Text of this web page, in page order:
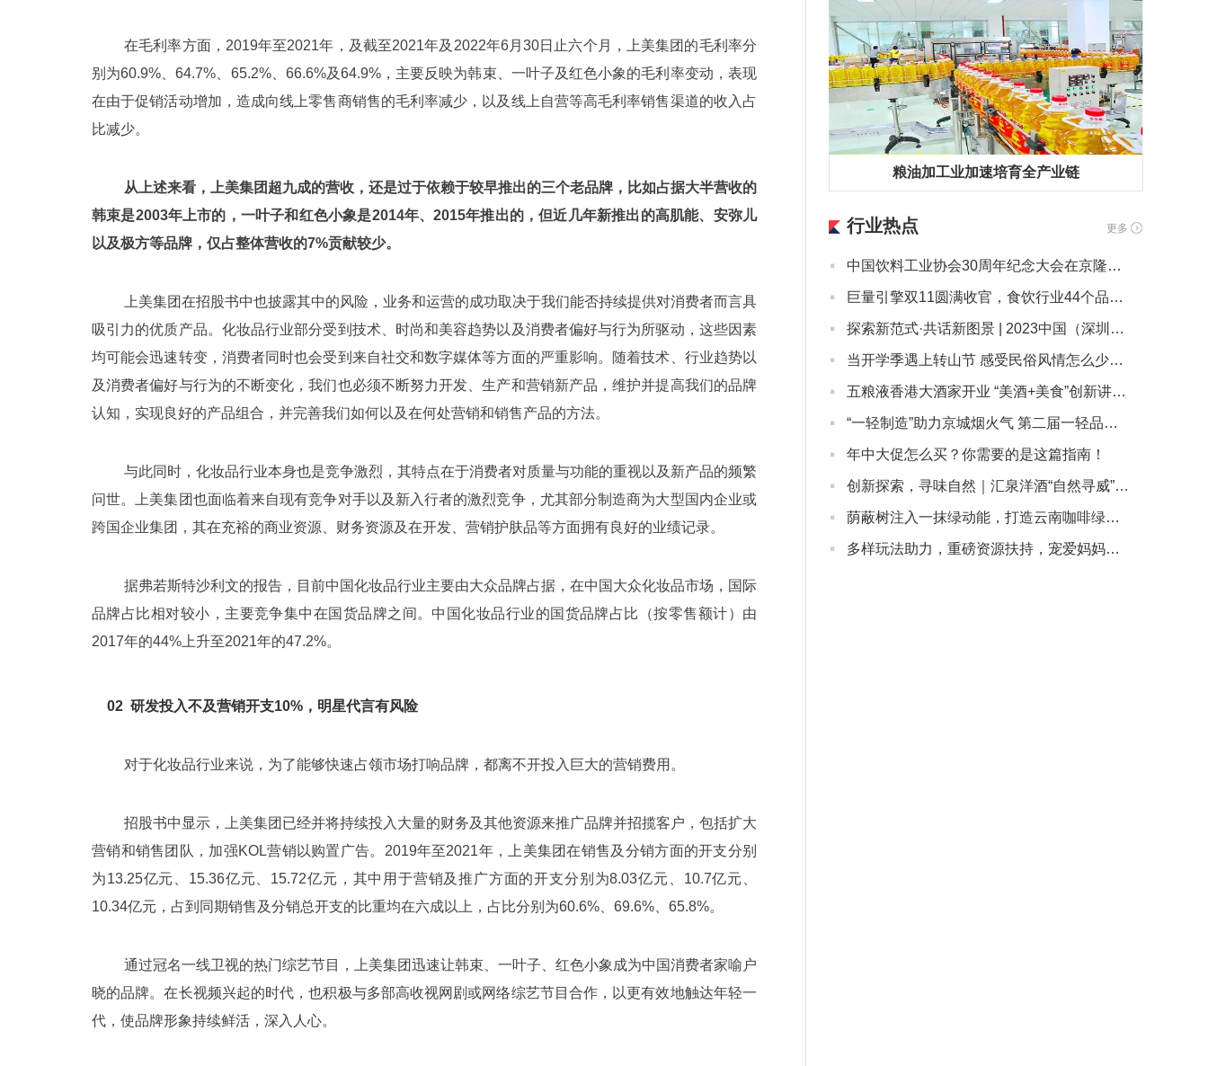
在毛利率方面，2019年至2021年，及截至2021年及2022年6月30日止六个月，上美集团的毛利率分
别为60.9%、64.7%、65.2%、66.6%及64.9%，主要反映为韩束、一叶子及红色小象的毛利率变动，表现
在由于促销活动增加，造成向线上零售商销售的毛利率减少，以及线上自营等高毛利率销售渠道的收入占
比减少。
从上述来看，上美集团超九成的营收，还是过于依赖于较早推出的三个老品牌，比如占据大半营收的
韩束是2003年上市的，一叶子和红色小象是2014年、2015年推出的，但近几年新推出的高肌能、安弥儿
以及极方等品牌，仅占整体营收的7%贡献较少。
上美集团在招股书中也披露其中的风险，业务和运营的成功取决于我们能否持续提供对消费者而言具
吸引力的优质产品。化妆品行业部分受到技术、时尚和美容趋势以及消费者偏好与行为所驱动，这些因素
均可能会迅速转变，消费者同时也会受到来自社交和数字媒体等方面的严重影响。随着技术、行业趋势以
及消费者偏好与行为的不断变化，我们也必须不断努力开发、生产和营销新产品，维护并提高我们的品牌
认知，实现良好的产品组合，并完善我们如何以及在何处营销和销售产品的方法。
与此同时，化妆品行业本身也是竞争激烈，其特点在于消费者对质量与功能的重视以及新产品的频繁
问世。上美集团也面临着来自现有竞争对手以及新入行者的激烈竞争，尤其部分制造商为大型国内企业或
跨国企业集团，其在充裕的商业资源、财务资源及在开发、营销护肤品等方面拥有良好的业绩记录。
据弗若斯特沙利文的报告，目前中国化妆品行业主要由大众品牌占据，在中国大众化妆品市场，国际
品牌占比相对较小，主要竞争集中在国货品牌之间。中国化妆品行业的国货品牌占比（按零售额计）由
2017年的44%上升至2021年的47.2%。
02 研发投入不及营销开支10%，明星代言有风险
对于化妆品行业来说，为了能够快速占领市场打响品牌，都离不开投入巨大的营销费用。
招股书中显示，上美集团已经并将持续投入大量的财务及其他资源来推广品牌并招揽客户，包括扩大
营销和销售团队，加强KOL营销以购置广告。2019年至2021年，上美集团在销售及分销方面的开支分别
为13.25亿元、15.36亿元、15.72亿元，其中用于营销及推广方面的开支分别为8.03亿元、10.7亿元、
10.34亿元，占到同期销售及分销总开支的比重均在六成以上，占比分别为60.6%、69.6%、65.8%。
通过冠名一线卫视的热门综艺节目，上美集团迅速让韩束、一叶子、红色小象成为中国消费者家喻户
晓的品牌。在长视频兴起的时代，也积极与多部高收视网剧或网络综艺节目合作，以更有效地触达年轻一
代，使品牌形象持续鲜活，深入人心。
粮油加工业加速培育全产业链
行业热点 更多
· 中国饮料工业协会30周年纪念大会在京隆重召开，康师傅受邀参会
· 巨量引擎双11圆满收官，食饮行业44个品牌GMV超千万
· 探索新范式·共话新图景 | 2023中国（深圳）新茶饮大会顺利启幕
· 当开学季遇上转山节 感受民俗风情怎么少的了金口健防蛀漱口水
· 五粮液香港大酒家开业 “美酒+美食”创新讲好中国白酒故事
· “一轻制造”助力京城烟火气 第二届一轻品牌嘉年华拉开帷幕
· 年中大促怎么买？你需要的是这篇指南！
· 创新探索，寻味自然｜汇泉洋酒“自然寻威”二次陈年威士忌体验活动举办
· 荫蔽树注入一抹绿动能，打造云南咖啡绿色经济发展强引擎
· 多样玩法助力，重磅资源扶持，宠爱妈妈，就左滑逛抖音商城